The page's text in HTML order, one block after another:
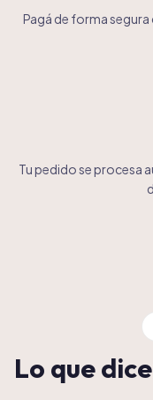
Pagá de forma
Tu pedido se procesa
Lo que